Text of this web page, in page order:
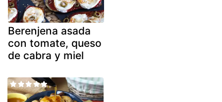
Berenjena asada
con tomate, queso
de cabra y miel